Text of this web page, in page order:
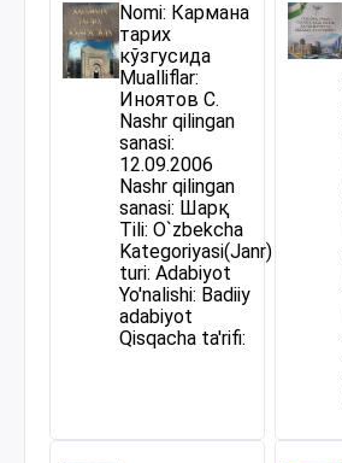
Nomi: Кармана
тарих
кўзгусида
Mualliflar:
Иноятов С.
Nashr qilingan
sanasi:
12.09.2006
Nashr qilingan
sanasi: Шарқ
Tili: O`zbekcha
Kategoriyasi(Janr)
turi: Adabiyot
Yo'nalishi: Badiiy
adabiyot
Qisqacha ta'rifi: